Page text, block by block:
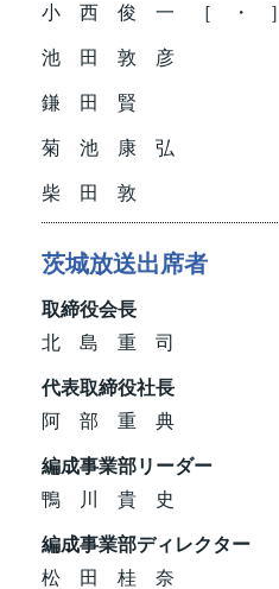
小 西 俊 一 ［ ・ ］
池 田 敦 彦
鎌 田 賢
菊 池 康 弘
柴 田 敦
茨城放送出席者
取締役会長
北 島 重 司
代表取締役社長
阿 部 重 典
編成事業部リーダー
鴨 川 貴 史
編成事業部ディレクター
松 田 桂 奈